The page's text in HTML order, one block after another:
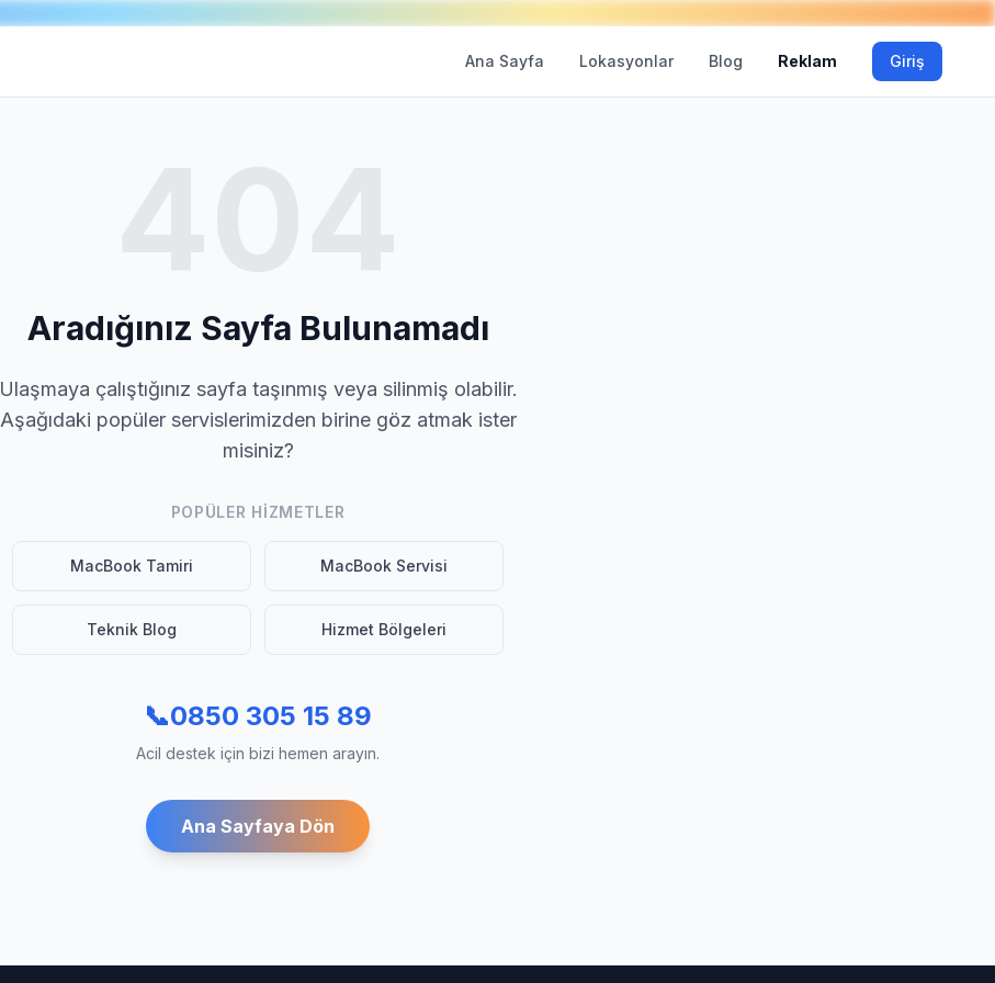
Ana Sayfa Lokasyonlar Blog Reklam Giriş
Aradığınız Sayfa Bulunamadı
Ulaşmaya çalıştığınız sayfa taşınmış veya silinmiş olabilir.
Aşağıdaki popüler servislerimizden birine göz atmak ister
misiniz?
POPÜLER HIZMETLER
MacBook Tamiri MacBook Servisi
Teknik Blog Hizmet Bölgeleri
📞0850 305 15 89
Acil destek için bizi hemen arayın.
Ana Sayfaya Dön